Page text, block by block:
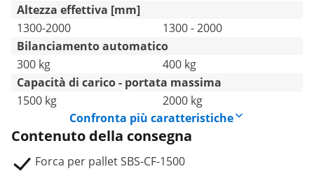
Altezza effettiva [mm]
1300-2000
1300 - 2000
Bilanciamento automatico
300 kg
400 kg
Capacità di carico - portata massima
1500 kg
2000 kg
Confronta più caratteristiche
Contenuto della consegna
Forca per pallet SBS-CF-1500